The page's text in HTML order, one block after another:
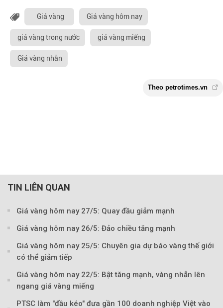
Giá vàng Giá vàng hôm nay
giá vàng trong nước giá vàng miếng
Giá vàng nhẫn
TIN LIÊN QUAN
Giá vàng hôm nay 27/5: Quay đầu giảm mạnh
Giá vàng hôm nay 26/5: Đảo chiều tăng mạnh
Giá vàng hôm nay 25/5: Chuyên gia dự báo vàng thế giới
có thể giảm tiếp
Giá vàng hôm nay 22/5: Bật tăng mạnh, vàng nhẫn lên
ngang giá vàng miếng
PTSC làm "đầu kéo" đưa gần 100 doanh nghiệp Việt vào